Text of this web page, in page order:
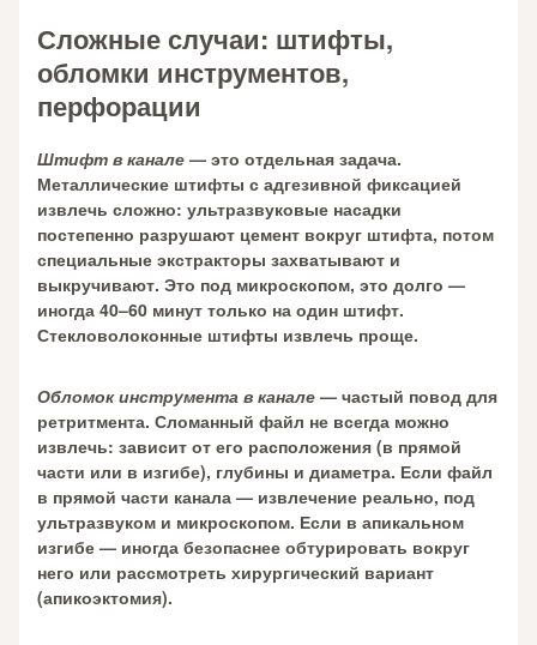
Сложные случаи: штифты,
обломки инструментов,
перфорации
Штифт в канале — это отдельная задача.
Металлические штифты с адгезивной фиксацией
извлечь сложно: ультразвуковые насадки
постепенно разрушают цемент вокруг штифта, потом
специальные экстракторы захватывают и
выкручивают. Это под микроскопом, это долго —
иногда 40–60 минут только на один штифт.
Стекловолоконные штифты извлечь проще.
Обломок инструмента в канале — частый повод для
ретритмента. Сломанный файл не всегда можно
извлечь: зависит от его расположения (в прямой
части или в изгибе), глубины и диаметра. Если файл
в прямой части канала — извлечение реально, под
ультразвуком и микроскопом. Если в апикальном
изгибе — иногда безопаснее обтурировать вокруг
него или рассмотреть хирургический вариант
(апикоэктомия).